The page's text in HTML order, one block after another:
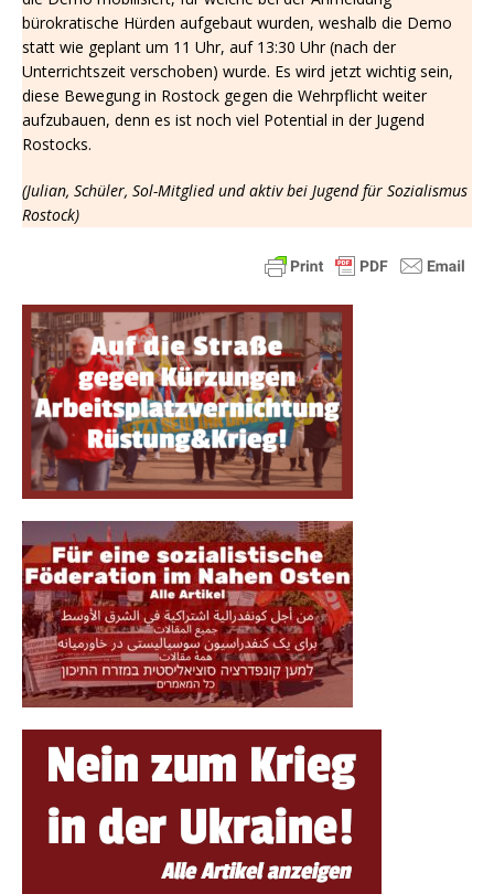
bürokratische Hürden aufgebaut wurden, weshalb die Demo
statt wie geplant um 11 Uhr, auf 13:30 Uhr (nach der
Unterrichtszeit verschoben) wurde. Es wird jetzt wichtig sein,
diese Bewegung in Rostock gegen die Wehrpflicht weiter
aufzubauen, denn es ist noch viel Potential in der Jugend
Rostocks.
(Julian, Schüler, Sol-Mitglied und aktiv bei Jugend für Sozialismus
Rostock)